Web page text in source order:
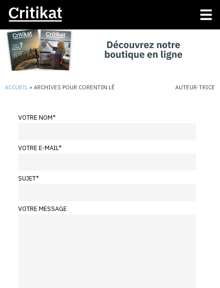
ACCUEIL » ARCHIVES POUR CORENTIN LÊ AUTEUR·TRICE
VOTRE NOM*
VOTRE E-MAIL*
SUJET*
VOTRE MESSAGE